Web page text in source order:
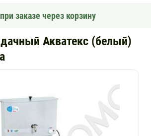
заказе через корзину
Акватекс (белый)